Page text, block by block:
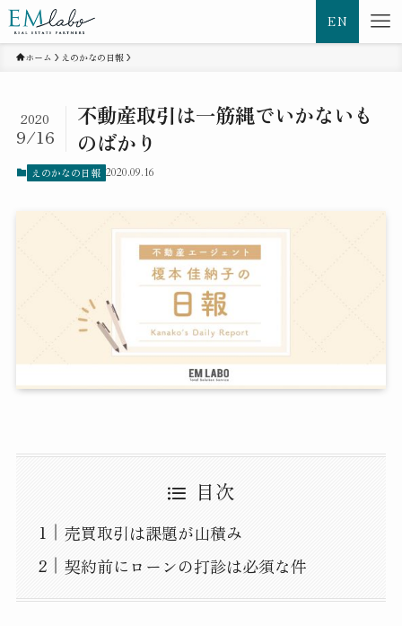
EN
ホーム えのかなの日報
不動産取引は一筋縄でいかないも
のばかり
2020
9/16
えのかなの日報 2020.09.16
目次
売買取引は課題が山積み
契約前にローンの打診は必須な件